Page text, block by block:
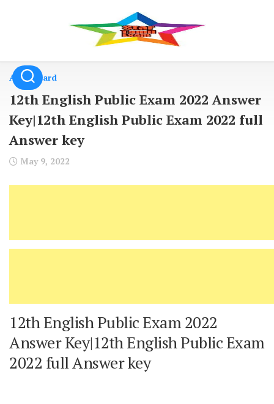
Admit Card
12th English Public Exam 2022 Answer
Key|12th English Public Exam 2022 full
Answer key
May 9, 2022
12th English Public Exam 2022
Answer Key|12th English Public Exam
2022 full Answer key